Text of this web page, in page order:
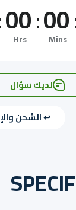
00:00
Hrs Mins
لديك سؤال
↩️ الشحن